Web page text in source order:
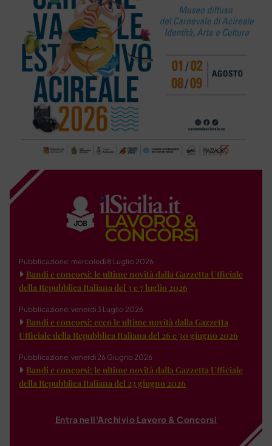
Pubblicazione: mercoledì 8 Luglio 2026
Bandi e concorsi: le ultime novità dalla Gazzetta Ufficiale
della Repubblica Italiana del 3 e 7 luglio 2026
Pubblicazione: venerdì 3 Luglio 2026
Bandi e concorsi: ecco le ultime novità dalla Gazzetta
Ufficiale della Repubblica Italiana del 26 e 30 giugno 2026
Pubblicazione: venerdì 26 Giugno 2026
Bandi e concorsi: le ultime novità dalla Gazzetta Ufficiale
della Repubblica Italiana del 23 giugno 2026
Entra nell'Archivio Lavoro & Concorsi